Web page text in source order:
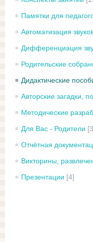
Памятки для
Автоматизация
Дифференциация
Родительские
Дидактические
Авторские загадки,
Методические
Для Вас - Родители
Отчётная
Викторины,
Презентации [4]